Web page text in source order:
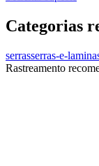
Categorias
serrasserras-e-
Rastreamento